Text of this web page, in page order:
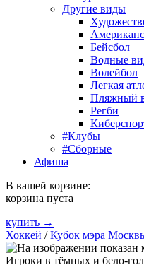
Другие виды
Бейсбол
Водные
Волейбол
Легкая
Пляжный
Регби
#Клубы
#Сборные
Афиша
В вашей корзине:
корзина пуста
купить →
Хоккей /Кубок мэра